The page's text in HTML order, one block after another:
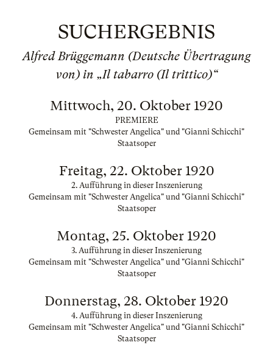
SUCHERGEBNIS
Alfred Brüggemann (Deutsche Übertragung
von) in „Il tabarro (Il trittico)“
Mittwoch, 20. Oktober 1920
PREMIERE
Gemeinsam mit "Schwester Angelica" und "Gianni Schicchi"
Staatsoper
Freitag, 22. Oktober 1920
2. Aufführung in dieser Inszenierung
Gemeinsam mit "Schwester Angelica" und "Gianni Schicchi"
Staatsoper
Montag, 25. Oktober 1920
3. Aufführung in dieser Inszenierung
Gemeinsam mit "Schwester Angelica" und "Gianni Schicchi"
Staatsoper
Donnerstag, 28. Oktober 1920
4. Aufführung in dieser Inszenierung
Gemeinsam mit "Schwester Angelica" und "Gianni Schicchi"
Staatsoper